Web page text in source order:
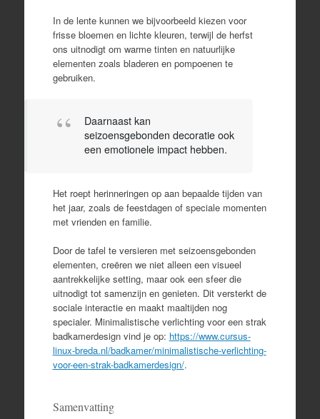
In de lente kunnen we bijvoorbeeld kiezen voor
frisse bloemen en lichte kleuren, terwijl de herfst
ons uitnodigt om warme tinten en natuurlijke
elementen zoals bladeren en pompoenen te
gebruiken.
Daarnaast kan
seizoensgebonden decoratie ook
een emotionele impact hebben.
Het roept herinneringen op aan bepaalde tijden van
het jaar, zoals de feestdagen of speciale momenten
met vrienden en familie.
Door de tafel te versieren met seizoensgebonden
elementen, creëren we niet alleen een visueel
aantrekkelijke setting, maar ook een sfeer die
uitnodigt tot samenzijn en genieten. Dit versterkt de
sociale interactie en maakt maaltijden nog
specialer. Minimalistische verlichting voor een strak
badkamerdesign vind je op: https://www.cursus-
linux-breda.nl/badkamer/minimalistische-verlichting-
voor-een-strak-badkamerdesign/.
Samenvatting